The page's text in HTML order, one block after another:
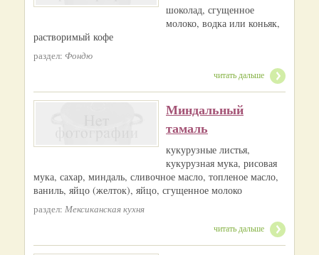
шоколад, сгущенное
молоко, водка или коньяк,
растворимый кофе
раздел: Фондю
читать дальше
Миндальный
тамаль
кукурузные листья,
кукурузная мука, рисовая
мука, сахар, миндаль, сливочное масло, топленое масло,
ваниль, яйцо (желток), яйцо, сгущенное молоко
раздел: Мексиканская кухня
читать дальше